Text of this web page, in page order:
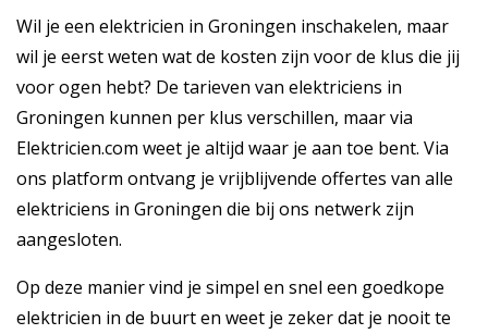
Wil je een elektricien in Groningen inschakelen, maar
wil je eerst weten wat de kosten zijn voor de klus die jij
voor ogen hebt? De tarieven van elektriciens in
Groningen kunnen per klus verschillen, maar via
Elektricien.com weet je altijd waar je aan toe bent. Via
ons platform ontvang je vrijblijvende offertes van alle
elektriciens in Groningen die bij ons netwerk zijn
aangesloten.
Op deze manier vind je simpel en snel een goedkope
elektricien in de buurt en weet je zeker dat je nooit te